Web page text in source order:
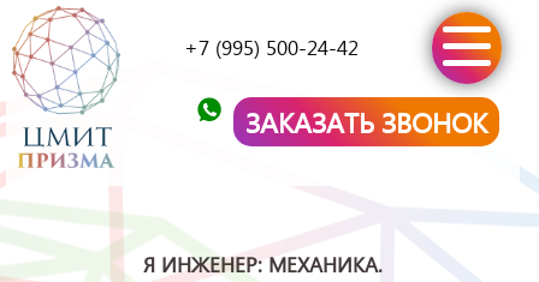
+7 (995) 500-24-42
ЗАКАЗАТЬ ЗВОНОК
Я ИНЖЕНЕР: МЕХАНИКА.